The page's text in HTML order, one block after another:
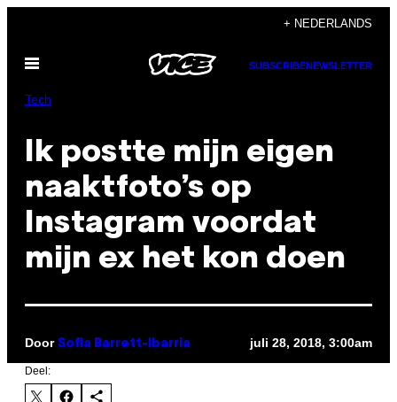
de
inhoud
+ NEDERLANDS
Open
SUBSCRIBENEWSLETTER
Tech
Ik postte mijn eigen
naaktfoto’s op
Instagram voordat
mijn ex het kon doen
Door Sofia Barrett-Ibarria juli 28, 2018, 3:00am
Deel: